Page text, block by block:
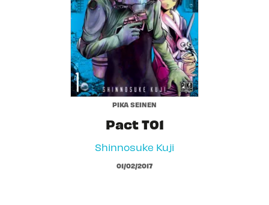
PIKA SEINEN
Pact T01
Shinnosuke Kuji
01/02/2017